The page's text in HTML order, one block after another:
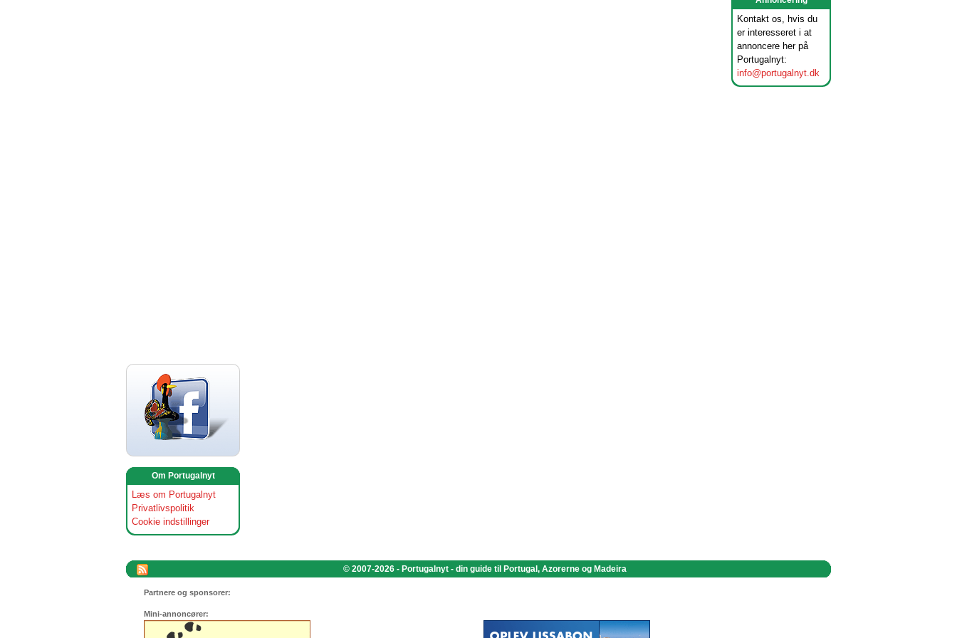
Kontakt os, hvis du
er interesseret i at
annoncere her på
Portugalnyt:
info@portugalnyt.dk
Om Portugalnyt
Læs om Portugalnyt
Privatlivspolitik
Cookie indstillinger
© 2007-2026 - Portugalnyt - din guide til Portugal, Azorerne og Madeira
Partnere og sponsorer:
Mini-annoncører: